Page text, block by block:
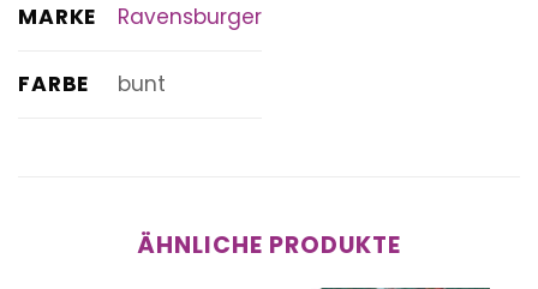
MARKE Ravensburger
FARBE bunt
ÄHNLICHE PRODUKTE